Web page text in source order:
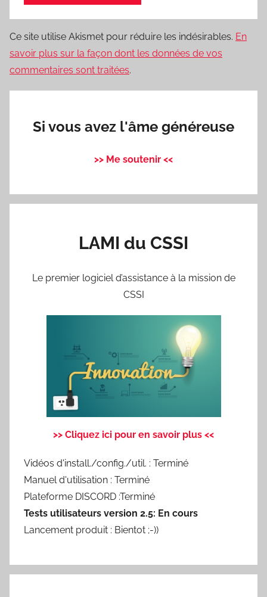
Ce site utilise Akismet pour réduire les indésirables. En
savoir plus sur la façon dont les données de vos
commentaires sont traitées.
Si vous avez l'âme généreuse
>> Me soutenir <<
LAMI du CSSI
Le premier logiciel d’assistance à la mission de
CSSI
>> Cliquez ici pour en savoir plus <<
Vidéos d'install./config./util. : Terminé
Manuel d'utilisation : Terminé
Plateforme DISCORD :Terminé
Tests utilisateurs version 2.5: En cours
Lancement produit : Bientot ;-))